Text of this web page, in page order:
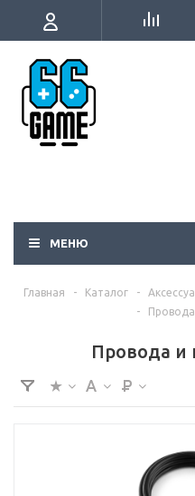
МЕНЮ
Главная - Каталог -
-
Провода и